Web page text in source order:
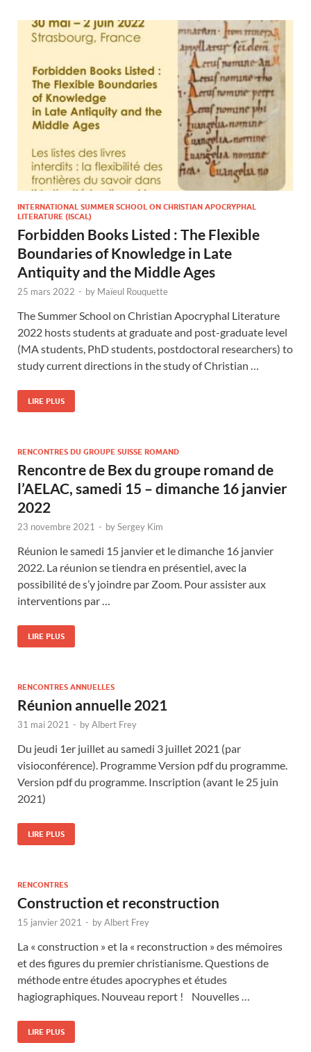
INTERNATIONAL SUMMER SCHOOL ON CHRISTIAN APOCRYPHAL
LITERATURE (ISCAL)
Forbidden Books Listed : The Flexible
Boundaries of Knowledge in Late
Antiquity and the Middle Ages
25 mars 2022 - by Maïeul Rouquette
The Summer School on Christian Apocryphal Literature
2022 hosts students at graduate and post-graduate level
(MA students, PhD students, postdoctoral researchers) to
study current directions in the study of Christian …
LIRE PLUS
RENCONTRES DU GROUPE SUISSE ROMAND
Rencontre de Bex du groupe romand de
l’AELAC, samedi 15 – dimanche 16 janvier
2022
23 novembre 2021 - bySergey Kim
Réunion le samedi 15 janvier et le dimanche 16 janvier
2022. La réunion se tiendra en présentiel, avec la
possibilité de s’y joindre par Zoom. Pour assister aux
interventions par …
LIRE PLUS
RENCONTRES ANNUELLES
Réunion annuelle 2021
31 mai 2021 - byAlbert Frey
Du jeudi 1er juillet au samedi 3 juillet 2021 (par
visioconférence). Programme Version pdf du programme.
Version pdf du programme. Inscription (avant le 25 juin
2021)
LIRE PLUS
RENCONTRES
Construction et reconstruction
15 janvier 2021 - byAlbert Frey
La « construction » et la « reconstruction » des mémoires
et des figures du premier christianisme. Questions de
méthode entre études apocryphes et études
hagiographiques. Nouveau report ! Nouvelles …
LIRE PLUS